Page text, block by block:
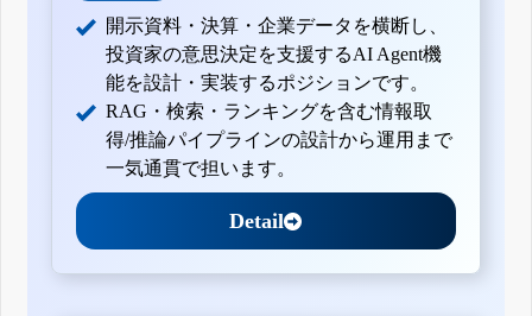
開示資料・決算・企業データを横断し、
投資家の意思決定を支援するAI Agent機
能を設計・実装するポジションです。
RAG・検索・ランキングを含む情報取
得/推論パイプラインの設計から運用まで
一気通貫で担います。
Detail